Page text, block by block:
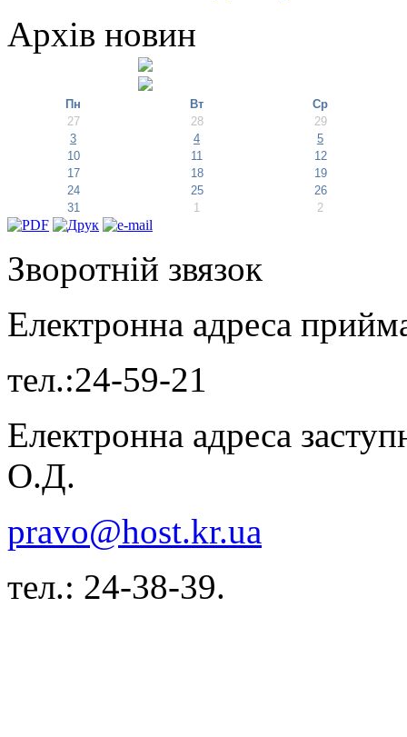
Архів новин
Пн Вт
Ср
27
28
29
3
4
5
10
11
12
17
18
19
24
25
26
31
1 2
Зворотній звязок
Електронна адреса
тел.:24-59-21
Електронна адреса
О.Д.
pravo@host.kr.ua
тел.: 24-38-39.